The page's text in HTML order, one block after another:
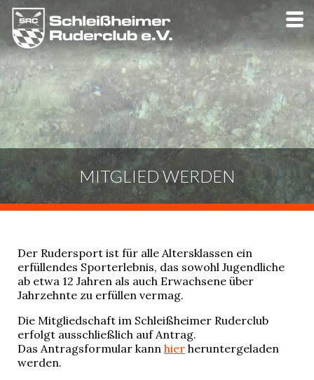
Skip
main
content
MITGLIED WERDEN
Der Rudersport ist für alle Altersklassen ein
erfüllendes Sporterlebnis, das sowohl Jugendliche
ab etwa 12 Jahren als auch Erwachsene über
Jahrzehnte zu erfüllen vermag.
Die Mitgliedschaft im Schleißheimer Ruderclub
erfolgt ausschließlich auf Antrag.
Das Antragsformular kann hier heruntergeladen
werden.